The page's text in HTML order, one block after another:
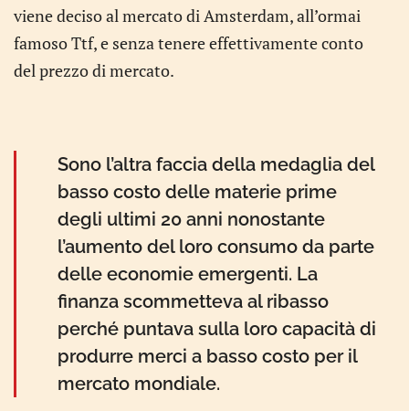
viene deciso al mercato di Amsterdam, all’ormai
famoso Ttf, e senza tenere effettivamente conto
del prezzo di mercato.
Sono l’altra faccia della medaglia del
basso costo delle materie prime
degli ultimi 20 anni nonostante
l’aumento del loro consumo da parte
delle economie emergenti. La
finanza scommetteva al ribasso
perché puntava sulla loro capacità di
produrre merci a basso costo per il
mercato mondiale.